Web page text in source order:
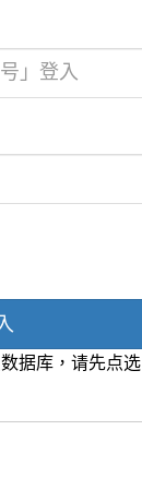
据库，请先点选